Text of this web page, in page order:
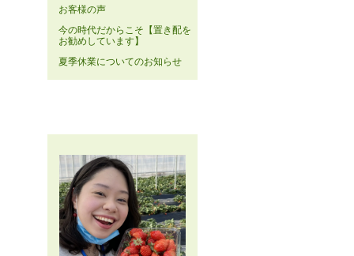
お客様の声
今の時代だからこそ【置き配を
お勧めしています】
夏季休業についてのお知らせ